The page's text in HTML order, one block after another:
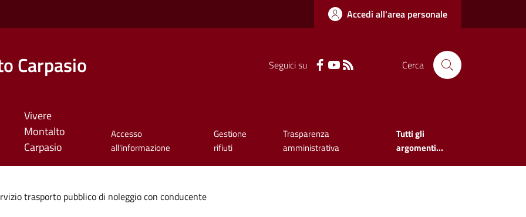
Accedi all'area personale
Carpasio Seguici su Cerca
Vivere
Montalto
Carpasio
Accesso
all'informazione
Gestione
rifiuti
Trasparenza
amministrativa
Tutti gli
argomenti...
trasporto pubblico di noleggio con conducente